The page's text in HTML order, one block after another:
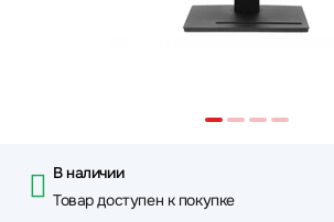
В наличии
Товар доступен к покупке